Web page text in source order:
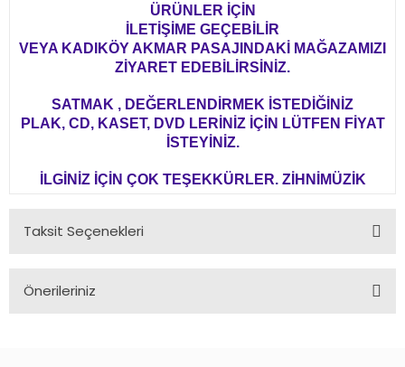
ÜRÜNLER İÇİN
İLETİŞİME GEÇEBİLİR
VEYA KADIKÖY AKMAR PASAJINDAKİ MAĞAZAMIZI
ZİYARET EDEBİLİRSİNİZ.
SATMAK , DEĞERLENDİRMEK İSTEDİĞİNİZ
PLAK, CD, KASET, DVD LERİNİZ İÇİN LÜTFEN FİYAT
İSTEYİNİZ.
İLGİNİZ İÇİN ÇOK TEŞEKKÜRLER. ZİHNİMÜZİK
Taksit Seçenekleri
Önerileriniz